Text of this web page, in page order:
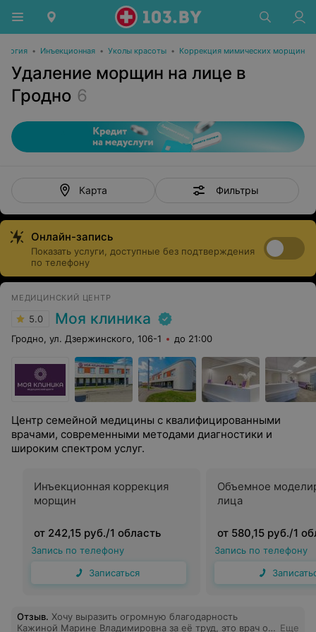
• Инъекционная • Уколы красоты • Коррекция мимических морщин
Удаление морщин на лице в
Гродно 6
Карта Фильтры
Онлайн-запись
Показать услуги, доступные без подтверждения
по телефону
МЕДИЦИНСКИЙ ЦЕНТР
5.0 Моя клиника
Гродно, ул. Дзержинского, 106-1 до 21:00
Центр семейной медицины с квалифицированными
врачами, современными методами диагностики и
широким спектром услуг.
Инъекционная коррекция
морщин
от 242,15 руб./1 область
Запись по телефону
Записаться
Объемное
лица
от 580,15 руб./1
Запись по телефону
Отзыв. Хочу выразить огромную благодарность
Кажиной Марине Владимировна за её труд, это врач от
Еще